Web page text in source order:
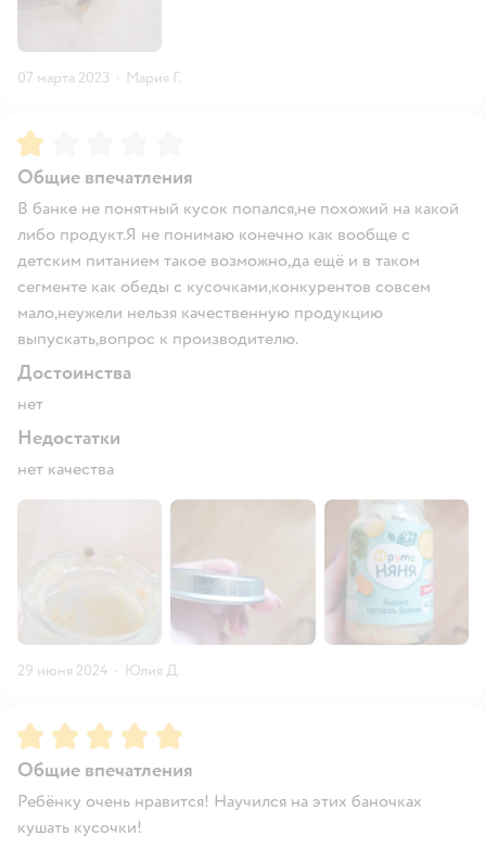
07 марта 2023 · Мария Г.
Рейтинг:
Общие впечатления
В банке не понятный кусок попался,не похожий на какой
либо продукт.Я не понимаю конечно как вообще с
детским питанием такое возможно,да ещё и в таком
сегменте как обеды с кусочками,конкурентов совсем
мало,неужели нельзя качественную продукцию
выпускать,вопрос к производителю.
Достоинства
нет
Недостатки
нет качества
29 июня 2024 · Юлия Д.
Рейтинг:5
Общие впечатления
Ребёнку очень нравится! Научился на этих баночках
кушать кусочки!